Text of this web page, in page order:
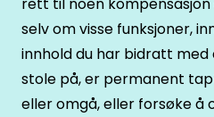
selv om visse funksjoner,
innhold du har bidratt
stole på, er permanent
eller omgå, eller forsøke å